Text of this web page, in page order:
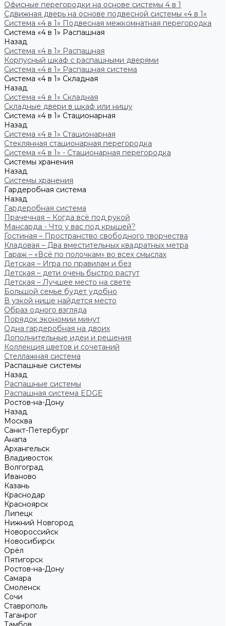
Офисные перегородки на основе системы 4 в 1
Сдвижная дверь на основе подвесной системы «4 в 1»
Система «4 в 1» Подвесная межкомнатная перегородка
Система «4 в 1» Распашная
Назад
Система «4 в 1» Распашная
Корпусный шкаф с распашными дверями
Система «4 в 1» Распашная система
Система «4 в 1» Складная
Назад
Система «4 в 1» Складная
Складные двери в шкаф или нишу
Система «4 в 1» Стационарная
Назад
Система «4 в 1» Стационарная
Стеклянная стационарная перегородка
Система «4 в 1» - Стационарная перегородка
Системы хранения
Назад
Системы хранения
Гардеробная система
Назад
Гардеробная система
Прачечная – Когда всё под рукой
Мансарда - Что у вас под крышей?
Гостиная – Пространство свободного творчества
Кладовая – Два вместительных квадратных метра
Гараж – «Всё по полочкам» во всех смыслах
Детская – Игра по правилам и без
Детская – дети очень быстро растут
Детская – Лучшее место на свете
Большой семье будет удобно
В узкой нише найдется место
Образ одного взгляда
Порядок экономии минут
Одна гардеробная на двоих
Дополнительные идеи и решения
Коллекция цветов и сочетаний
Стеллажная система
Распашные системы
Назад
Распашные системы
Распашная система EDGE
Ростов-на-Дону
Назад
Москва
Санкт-Петербург
Анапа
Архангельск
Владивосток
Волгоград
Иваново
Казань
Краснодар
Красноярск
Липецк
Нижний Новгород
Новороссийск
Новосибирск
Орёл
Пятигорск
Ростов-на-Дону
Самара
Смоленск
Сочи
Ставрополь
Таганрог